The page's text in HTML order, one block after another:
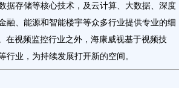
据存储等核心技术，及云计算、大数据、深度
融、能源和智能楼宇等众多行业提供专业的细
在视频监控行业之外，海康威视基于视频技
业，为持续发展打开新的空间。